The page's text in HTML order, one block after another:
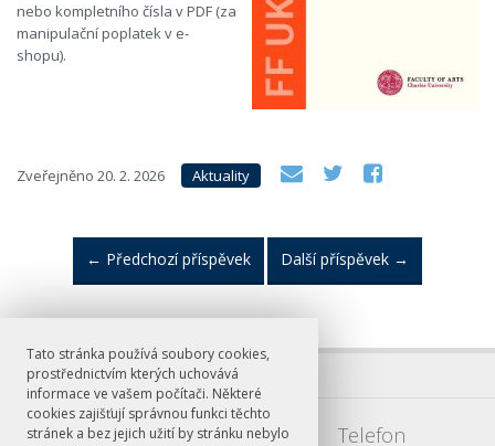
Tato stránka používá soubory cookies,
prostřednictvím kterých uchovává
informace ve vašem počítači. Některé
cookies zajišťují správnou funkci těchto
stránek a bez jejich užití by stránku nebylo
nebo kompletního čísla v PDF (za
manipulační poplatek v e-
shopu).
Zveřejněno 20. 2. 2026 Aktuality
← Předchozí příspěvek Další příspěvek →
E-mail Telefon